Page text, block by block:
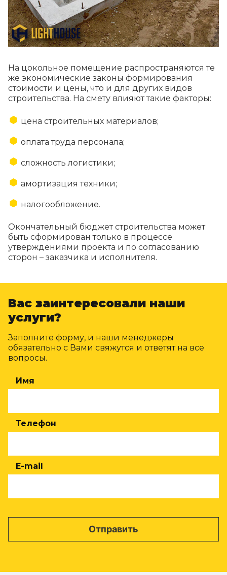
На цокольное помещение распространяются те
же экономические законы формирования
стоимости и цены, что и для других видов
строительства. На смету влияют такие факторы:
цена строительных материалов;
оплата труда персонала;
сложность логистики;
амортизация техники;
налогообложение.
Окончательный бюджет строительства может
быть сформирован только в процессе
утверждениями проекта и по согласованию
сторон – заказчика и исполнителя.
Вас заинтересовали наши
услуги?
Заполните форму, и наши менеджеры
обязательно с Вами свяжутся и ответят на все
вопросы.
Имя
Телефон
E-mail